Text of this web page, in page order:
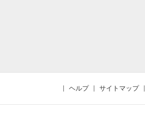
ヘルプ サイトマップ